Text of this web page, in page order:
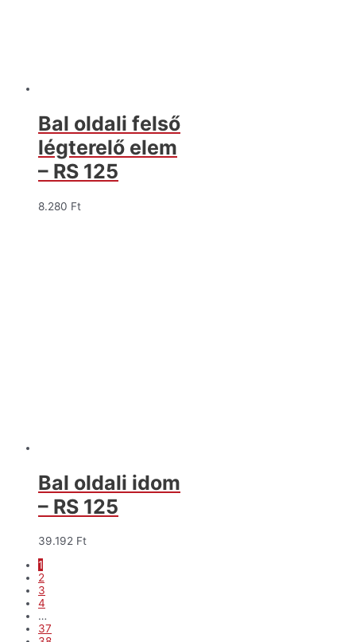
Bal oldali felső
légterelő elem
– RS 125
8.280 Ft
Bal oldali idom
– RS 125
39.192 Ft
1
2
3
4
…
37